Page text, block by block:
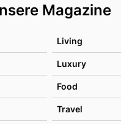
Magazine
Living
Luxury
Food
Travel